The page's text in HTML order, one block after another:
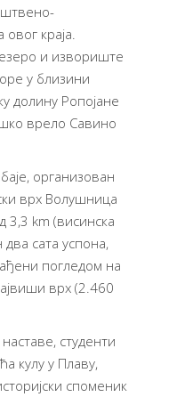
краја.
и извориште
у близини
долину Ропојане
врело Савино
организован
врх Волушница
3,3 km (висинска
сата успона,
погледом на
врх (2.460
студенти
кулу у Плаву,
споменик